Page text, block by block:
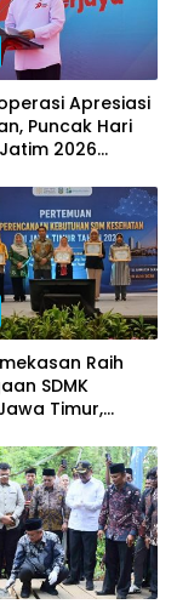
Apresiasi
Puncak Hari
2026
Raih
SDMK
Timur,